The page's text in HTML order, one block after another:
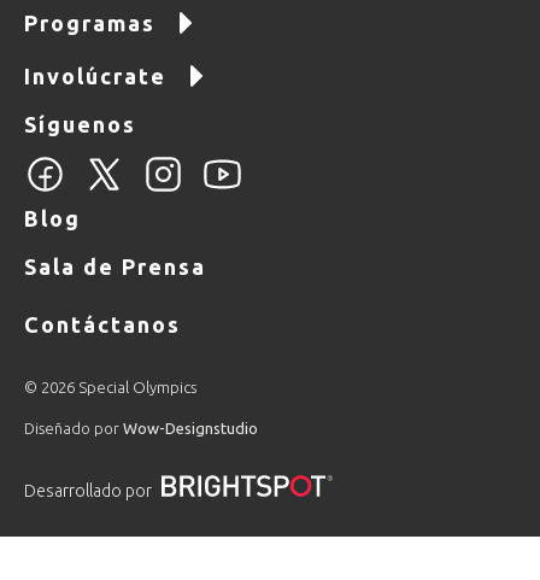
Programas
Involúcrate
Síguenos
Blog
Sala de Prensa
Contáctanos
© 2026 Special Olympics
Diseñado por Wow-Designstudio
Desarrollado por